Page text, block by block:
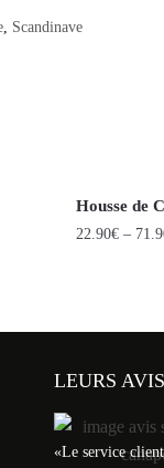
, Scandinave
Housse de
22.90€–
LEURS AVIS
«Le service